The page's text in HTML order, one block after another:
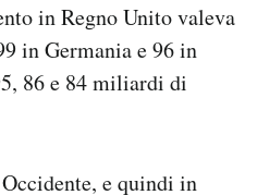
in Regno Unito valeva
in Germania e 96 in
86 e 84 miliardi di
e quindi in